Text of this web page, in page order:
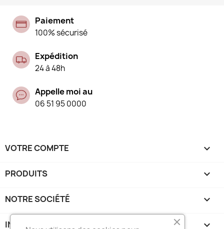
Paiement
100% sécurisé
Expédition
24 à 48h
Appelle moi au
06 51 95 0000
VOTRE COMPTE 
PRODUITS 
NOTRE SOCIÉTÉ 
INFORMATIONS keyboard_arrow_down